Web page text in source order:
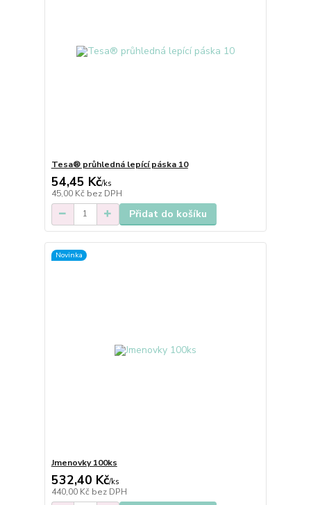
Tesa® průhledná lepící páska 10
54,45 Kč/ks
45,00 Kč bez DPH
Přidat do košíku
Novinka
Jmenovky 100ks
532,40 Kč/ks
440,00 Kč bez DPH